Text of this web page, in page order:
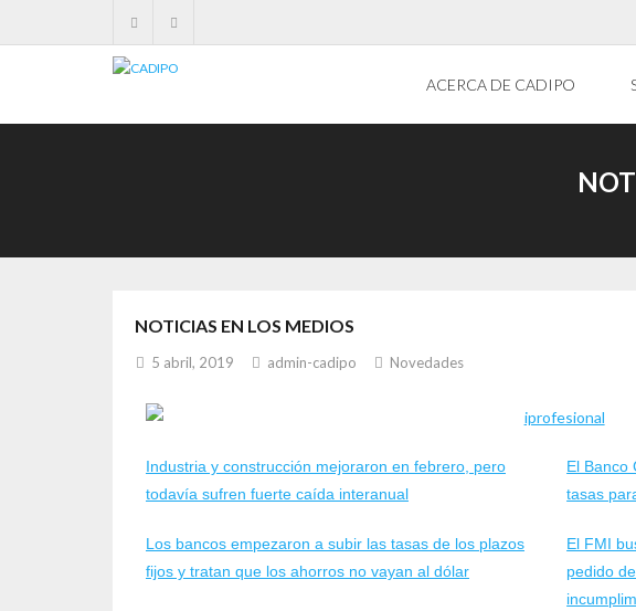
ACERCA DE CADIPO
NOTICIAS EN LOS MEDIOS
5 abril, 2019 admin-cadipo Novedades
Industria y construcción mejoraron en febrero, pero
todavía sufren fuerte caída interanual
Los bancos empezaron a subir las tasas de los plazos
fijos y tratan que los ahorros no vayan al dólar
El Banco
tasas
El FMI
pedido